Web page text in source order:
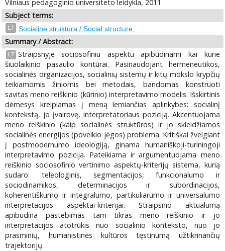
Vilniaus pedagoginio universiteto leidykla, 2011
Subject terms:
LT Socialinė struktūra / Social structure.
Summary / Abstract:
LT Straipsnyje sociosofiniu aspektu apibūdinami kai kurie
šiuolaikinio pasaulio kontūrai. Pasinaudojant hermeneutikos,
socialinės organizacijos, socialinių sistemų ir kitų mokslo krypčių
teikiamomis žiniomis bei metodais, bandomas konstruoti
savitas meno reiškinio (kūrinio) interpretavimo modelis. Išskirtinis
dėmesys kreipiamas į meną lemiančias aplinkybes: socialinį
kontekstą, jo įvairovę, interpretatoriaus poziciją. Akcentuojama
meno reiškinio (kaip socialinės struktūros) ir jo skleidžiamos
socialinės energijos (poveikio jėgos) problema. Kritiškai žvelgiant
į postmodernumo ideologiją, ginama humaniškoji-turiningoji
interpretavimo pozicija. Pateikiama ir argumentuojama meno
reiškinio sociosofinio vertinimo aspektų-kriterijų sistema, kurią
sudaro: teleologinis, segmentacijos, funkcionalumo ir
sociodinamikos, determinacijos ir subordinacijos,
koherentiškumo ir integralumo, partikuliarumo ir universalumo
interpretacijos aspektai-kriterijai. Straipsnio aktualumą
apibūdina pastebimas tam tikras meno reiškinio ir jo
interpretacijos atotrūkis nuo socialinio konteksto, nuo jo
prasminių, humanistinės kultūros tęstinumą užtikrinančių
trajektorijų.